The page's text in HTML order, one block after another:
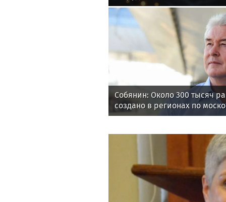
Собянин: Около 300 тысяч
создано в регионах по